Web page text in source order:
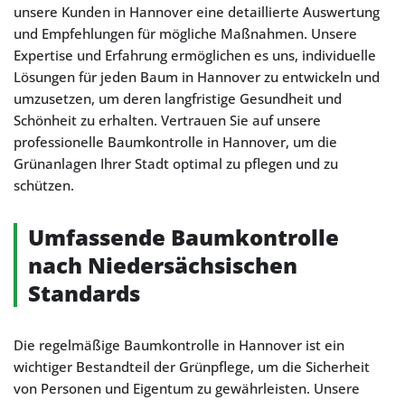
unsere Kunden in Hannover eine detaillierte Auswertung
und Empfehlungen für mögliche Maßnahmen. Unsere
Expertise und Erfahrung ermöglichen es uns, individuelle
Lösungen für jeden Baum in Hannover zu entwickeln und
umzusetzen, um deren langfristige Gesundheit und
Schönheit zu erhalten. Vertrauen Sie auf unsere
professionelle Baumkontrolle in Hannover, um die
Grünanlagen Ihrer Stadt optimal zu pflegen und zu
schützen.
Umfassende Baumkontrolle
nach Niedersächsischen
Standards
Die regelmäßige Baumkontrolle in Hannover ist ein
wichtiger Bestandteil der Grünpflege, um die Sicherheit
von Personen und Eigentum zu gewährleisten. Unsere